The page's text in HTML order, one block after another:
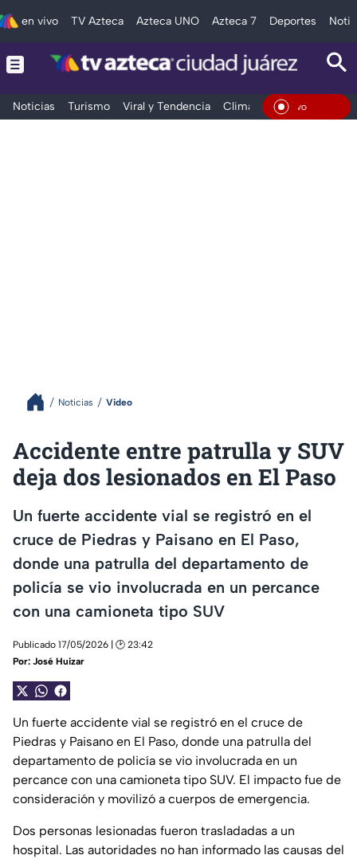
en vivo TV Azteca Azteca UNO Azteca 7 Deportes
Noticias Turismo Viral y Tendencia Clima Deportes En
Noticias Video
Accidente entre patrulla y SUV
deja dos lesionados en El Paso
Un fuerte accidente vial se registró en el
cruce de Piedras y Paisano en El Paso,
donde una patrulla del departamento de
policía se vio involucrada en un percance
con una camioneta tipo SUV
Publicado 17/05/2026 | 🕑 23:42
Por: José Huizar
Un fuerte accidente vial se registró en el cruce de
Piedras y Paisano en El Paso, donde una patrulla del
departamento de policía se vio involucrada en un
percance con una camioneta tipo SUV. El impacto fue de
consideración y movilizó a cuerpos de emergencia.
Dos personas lesionadas fueron trasladadas a un
hospital. Las autoridades no han informado las causas del